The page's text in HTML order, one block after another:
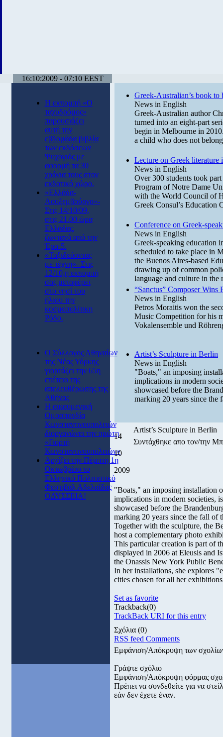
16:10:2009 - 07:10 EEST
Η εκπομπή «Ο
ταχυδρόμος»
παρουσιάζει
αυτή την
εβδομάδα βιβλία
των εκδόσεων
Ψυχογιός με
αφορμή τα 30
χρόνια τους στον
εκδοτικό χώρο.
«Ελλάδα-
Λουξεμβούργο»-
Στις 14/10/09,
στις 21.00 ώρα
Ελλάδας,
ζωντανά από την
Έρα-5.
«Ταξιδεύοντας
με τέχνη»- Στις
12/10,η εκπομπή
σας μεταφέρει
στο νησί του
ήλιου την
κοσμοπολίτικη
Ρόδο.
Ο Σύλλογος Αθηναίων
της Νέας Υόρκης
γιορτάζει την 65η
επέτειο της
απελευθέρωσης της
Αθήνας
Η οικουμενική
Ομοσπονδία
Κωνσταντινουπολιτών
διοργανώνει την πρώτη
«Γιορτή
Κωνσταντινουπολιτών»
Αρχίζει την Πέμπτη 1η
Οκτωβρίου το
Ελληνικό Πολιτιστικό
Φεστιβάλ Αδελαΐδας
ΟΔΥΣΣΕΙΑ!
Greek-Australian’s book to
News in English
Greek-Australian author
turned into an eight-part
begin in Melbourne in
a child who does not
Lecture on Greek literature
News in English
Over 300 students took
Program of Notre Dame
with the World Council of
Greek Consul’s Education
Conference on Greek-
News in English
Greek-speaking education
scheduled to take place in
the Buenos Aires-based
drawing up of common
language and culture in the
“Sanctus” Composer Wins
News in English
Petros Moraitis won the
Music Competition for his
Vokalensemble und
Artist’s Sculpture in Berlin
News in English
"Boats," an imposing
implications in modern
showcased before the
marking 20 years since
14
10
2009
Artist’s Sculpture in Berlin
Συντάχθηκε απο τον/την
"Boats," an imposing installation
implications in modern societies,
showcased before the
marking 20 years since the fall of
Together with the sculpture, the
host a complementary photo
This particular creation is part of
displayed in 2006 at Eleusis and
the Onassis New York Public
In her installations, she explores
cities chosen for all her
Set as favorite
Trackback(0)
TrackBack URI for this entry
Σχόλια (0)
RSS feed Comments
Εμφάνιση/Απόκρυψη των
Γράψτε σχόλιο
Εμφάνιση/Απόκρυψη φόρμας
Πρέπει να συνδεθείτε για να
εάν δεν έχετε έναν.